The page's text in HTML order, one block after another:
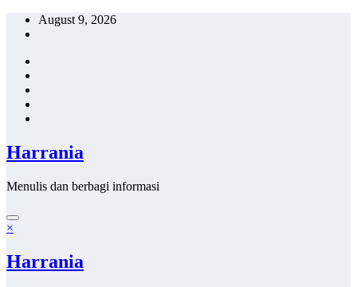
Skip
August 9, 2026
Harrania
Menulis dan berbagi informasi
×
Harrania